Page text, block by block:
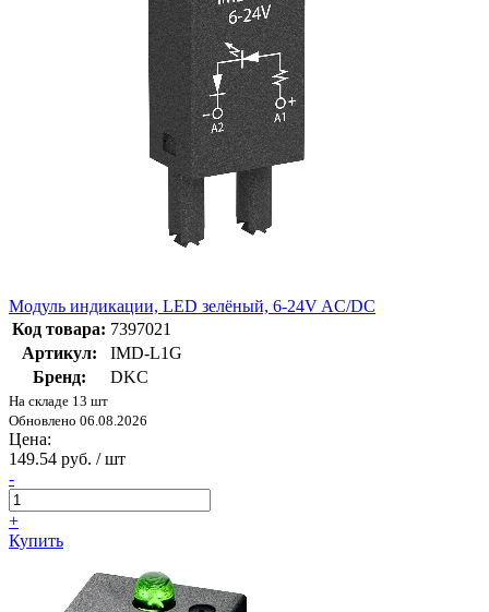
Модуль индикации, LED зелёный, 6-24V AC/DC
Код товара: 7397021
Артикул:
IMD-L1G
Бренд:
DKC
На складе 13 шт
Обновлено 06.08.2026
Цена:
149.54 руб. / шт
-
+
Купить